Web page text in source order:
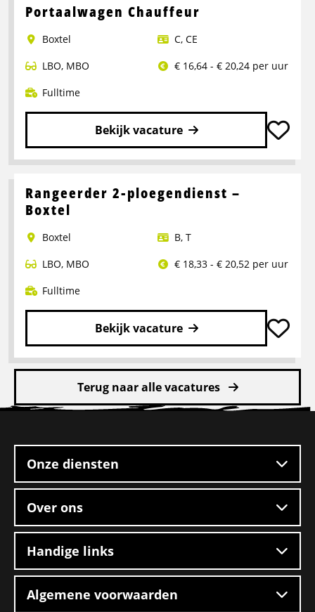
over
CE
Portaalwagen Chauffeur
Boxtel C, CE
LBO, MBO
€ 16,64 - € 20,24 per uur
Fulltime
Bekijk vacature
Lees
over
Portaalwagen
Rangeerder 2-ploegendienst –
Boxtel
Boxtel B, T
LBO, MBO
€ 18,33 - € 20,52 per uur
Fulltime
Bekijk vacature
Lees
meer
Rangeerder
Boxtel
Terug naar alle vacatures
footer
Onze diensten
Over ons
Handige links
Algemene voorwaarden